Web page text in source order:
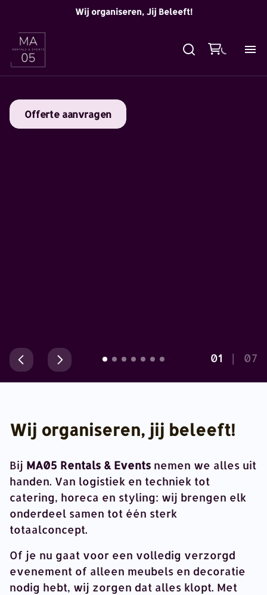
Wij organiseren, Jij Beleeft!
Offerte aanvragen
02 | 07
Wij organiseren, jij beleeft!
Bij MA05 Rentals & Events nemen we alles uit
handen. Van logistiek en techniek tot
catering, horeca en styling: wij brengen elk
onderdeel samen tot één sterk
totaalconcept.
Of je nu gaat voor een volledig verzorgd
evenement of alleen meubels en decoratie
nodig hebt, wij zorgen dat alles klopt. Met